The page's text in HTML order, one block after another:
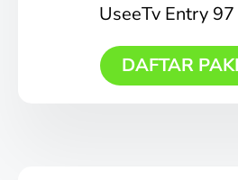
UseeTv Entry
DAFTAR